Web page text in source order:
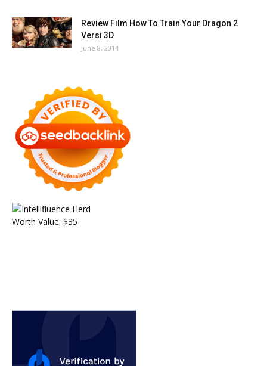
Review Film How To Train Your Dragon 2
Versi 3D
June 8, 2014